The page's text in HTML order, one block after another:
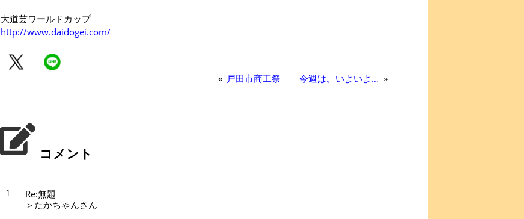
大道芸ワールドカップ
http://www.daidogei.com/
« 戸田市商工祭 今週は、いよいよ… »
コメント
1
Re:無題
＞たかちゃんさん